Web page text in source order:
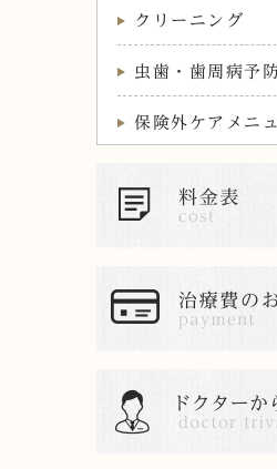
クリーニング
虫歯・歯周病予
保険外ケアメニ